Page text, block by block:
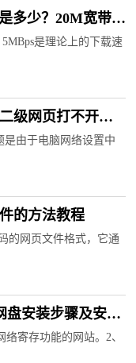
多少？20M宽带本
是理论上的下载速
级网页打不开解
是由于电脑网络设置中
的方法教程
的网页文件格式，它通
盘安装步骤及安装
寄存功能的网站。2、